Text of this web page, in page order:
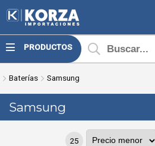
PRODUCTOS
¿Tienes cupón de descuento?
Baterías Samsung
Samsung
25